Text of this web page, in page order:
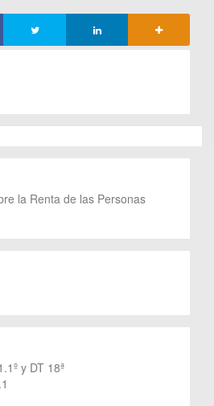
la Renta de las Personas
y DT 18ª